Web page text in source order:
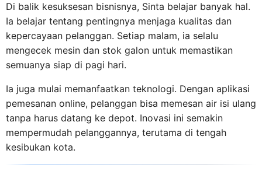
Di balik kesuksesan bisnisnya, Sinta belajar banyak hal.
Ia belajar tentang pentingnya menjaga kualitas dan
kepercayaan pelanggan. Setiap malam, ia selalu
mengecek mesin dan stok galon untuk memastikan
semuanya siap di pagi hari.
Ia juga mulai memanfaatkan teknologi. Dengan aplikasi
pemesanan online, pelanggan bisa memesan air isi ulang
tanpa harus datang ke depot. Inovasi ini semakin
mempermudah pelanggannya, terutama di tengah
kesibukan kota.